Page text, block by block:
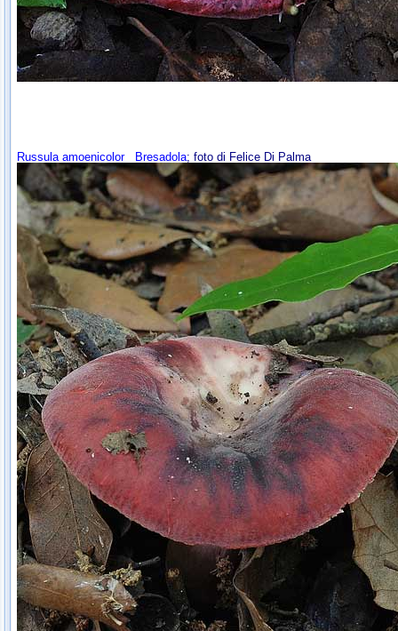
Russula amoenicolorBresadola; foto di Felice Di Palma